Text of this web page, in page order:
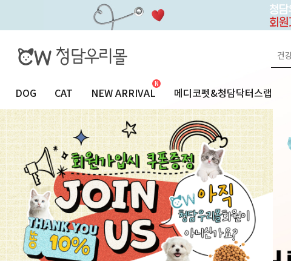
DOG CAT NEW ARRIVAL 메디코펫&청담닥터스랩
24시청담우리동물병원 SALE VETERINARY COLUMN